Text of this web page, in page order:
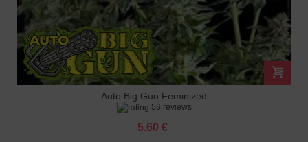
Auto Big Gun Feminized
56 reviews
5.60 €